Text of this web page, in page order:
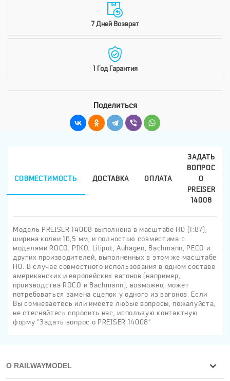
7 Дней Возврат
1 Год Гарантия
Поделиться
СОВМЕСТИМОСТЬ ДОСТАВКА ОПЛАТА
ЗАДАТЬ
ВОПРОС
О
PREISER
14008
Модель PREISER 14008 выполнена в масштабе H0 (1:87),
ширина колеи 16,5 мм, и полностью совместима с
моделями ROCO, PIKO, Liliput, Auhagen, Bachmann, PECO и
других производителей, выполненных в этом же масштабе
HO. В случае совместного использования в одном составе
американских и европейских вагонов (например,
производства ROCO и Bachmann), возможно, может
потребоваться замена сцепок у одного из вагонов. Если
Вы сомневаетесь или имеете любые вопросы, пожалуйста,
не стесняйтесь спросить нас, использую контактную
форму "Задать вопрос о PREISER 14008"
О RAILWAYMODEL